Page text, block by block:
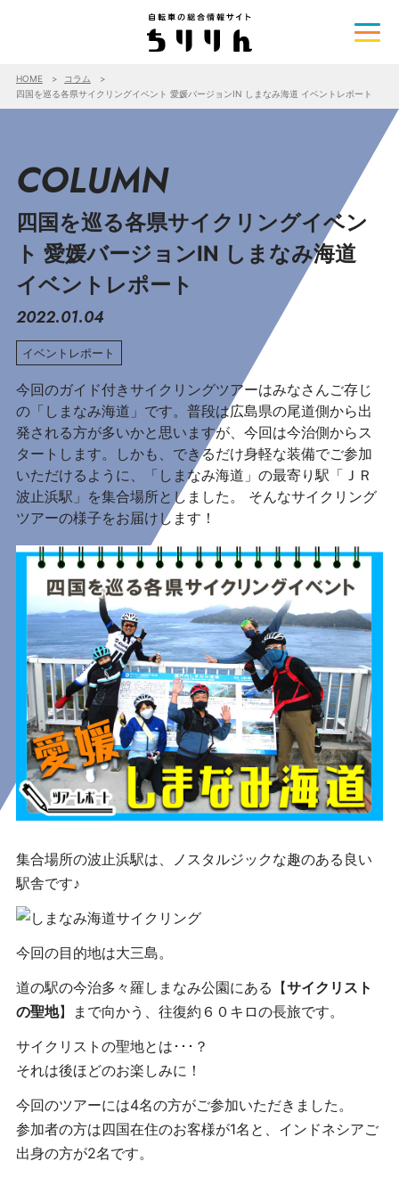
HOME
コラム
四国を巡る各県サイクリングイベント 愛媛バージョンIN しまなみ海道 イベントレポート
COLUMN
四国を巡る各県サイクリングイベン
ト 愛媛バージョンIN しまなみ海道
イベントレポート
2022.01.04
イベントレポート
今回のガイド付きサイクリングツアーはみなさんご存じ
の「しまなみ海道」です。普段は広島県の尾道側から出
発される方が多いかと思いますが、今回は今治側からス
タートします。しかも、できるだけ身軽な装備でご参加
いただけるように、「しまなみ海道」の最寄り駅「ＪＲ
波止浜駅」を集合場所としました。 そんなサイクリング
ツアーの様子をお届けします！
集合場所の波止浜駅は、ノスタルジックな趣のある良い
駅舎です♪
今回の目的地は大三島。
道の駅の今治多々羅しまなみ公園にある【サイクリスト
の聖地】まで向かう、往復約６０キロの長旅です。
サイクリストの聖地とは･･･？
それは後ほどのお楽しみに！
今回のツアーには4名の方がご参加いただきました。
参加者の方は四国在住のお客様が1名と、インドネシアご
出身の方が2名です。